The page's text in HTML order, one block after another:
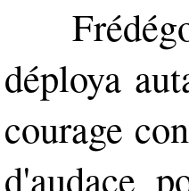
déploya
courage
d'audace